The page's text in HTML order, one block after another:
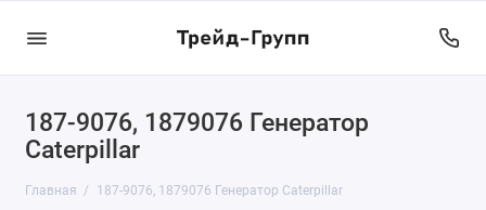
187-9076, 1879076 Генератор
Caterpillar
Главная 187-9076, 1879076 Генератор Caterpillar